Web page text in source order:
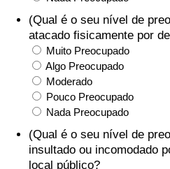
(Qual é o seu nível de
atacado fisicamente por
Muito Preocupado
Algo Preocupado
Moderado
Pouco Preocupado
Nada Preocupado
(Qual é o seu nível de
insultado ou incomodado
local público?